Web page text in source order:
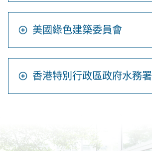
美國綠色建築委員會
香港特別行政區政府水務署